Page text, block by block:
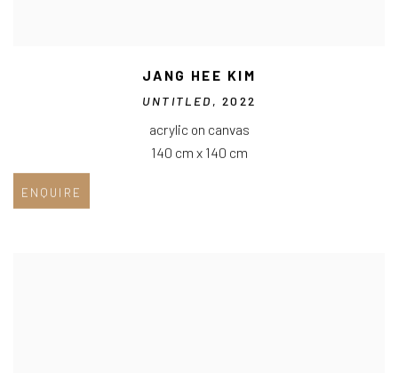
JANG HEE KIM
UNTITLED , 2022
acrylic on canvas
140 cm x 140 cm
ENQUIRE